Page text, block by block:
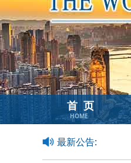
首页
HOME
最新公告: